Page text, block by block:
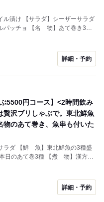
ーザーサラダ
】あて巻き3種
詳細・予約
5500円コース】<2時間飲み
贅沢ブリしゃぶで。東北鮮魚
物のあて巻き、魚串も付いた
魚の3種盛
詳細・予約